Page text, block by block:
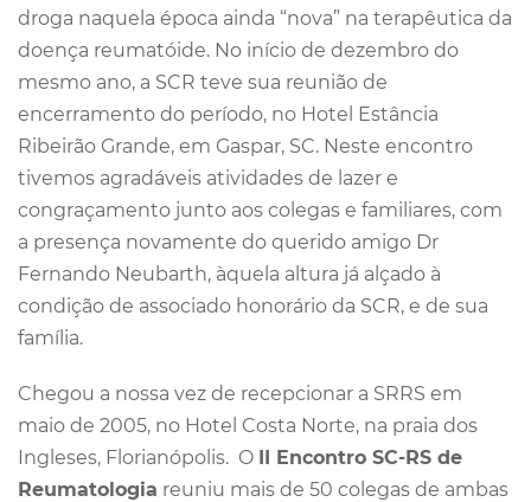
droga naquela época ainda “nova” na terapêutica da
doença reumatóide. No início de dezembro do
mesmo ano, a SCR teve sua reunião de
encerramento do período, no Hotel Estância
Ribeirão Grande, em Gaspar, SC. Neste encontro
tivemos agradáveis atividades de lazer e
congraçamento junto aos colegas e familiares, com
a presença novamente do querido amigo Dr
Fernando Neubarth, àquela altura já alçado à
condição de associado honorário da SCR, e de sua
família.
Chegou a nossa vez de recepcionar a SRRS em
maio de 2005, no Hotel Costa Norte, na praia dos
Ingleses, Florianópolis. O II Encontro SC-RS de
Reumatologia reuniu mais de 50 colegas de ambas